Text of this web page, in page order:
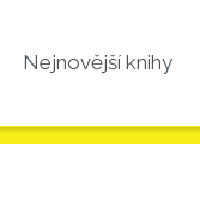
Nejnovější knihy